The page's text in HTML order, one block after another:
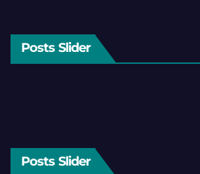
Posts Slider
Posts Slider